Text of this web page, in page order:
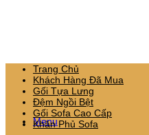
Menu
Trang Chủ
Khách Hàng Đã Mua
Gối Tựa Lưng
Đệm Ngồi Bệt
Gối Sofa Cao Cấp
Khăn Phủ Sofa